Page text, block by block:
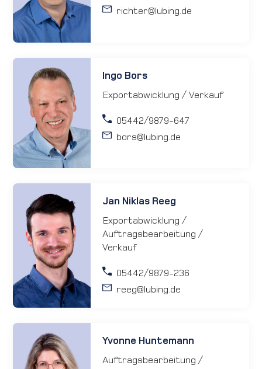
richter@lubing.de
Ingo Bors
Exportabwicklung / Verkauf
05442/9879-647
bors@lubing.de
Jan Niklas Reeg
Exportabwicklung /
Auftragsbearbeitung /
Verkauf
05442/9879-236
reeg@lubing.de
Yvonne Huntemann
Auftragsbearbeitung /